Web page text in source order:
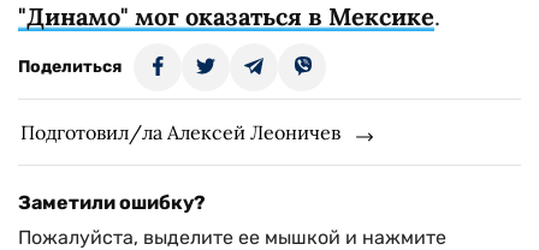
"Динамо" мог оказаться в Мексике.
Поделиться
Подготовил/ла Алексей Леоничев
Заметили ошибку?
Пожалуйста, выделите ее мышкой и нажмите